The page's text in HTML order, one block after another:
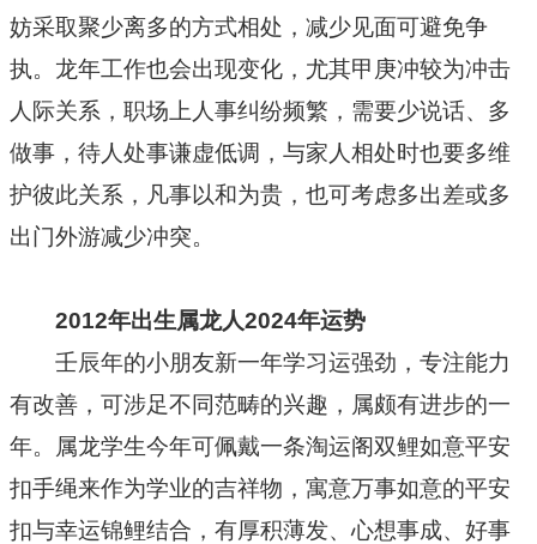
妨采取聚少离多的方式相处，减少见面可避免争
执。龙年工作也会出现变化，尤其甲庚冲较为冲击
人际关系，职场上人事纠纷频繁，需要少说话、多
做事，待人处事谦虚低调，与家人相处时也要多维
护彼此关系，凡事以和为贵，也可考虑多出差或多
出门外游减少冲突。
2012年出生属龙人2024年运势
壬辰年的小朋友新一年学习运强劲，专注能力
有改善，可涉足不同范畴的兴趣，属颇有进步的一
年。属龙学生今年可佩戴一条淘运阁双鲤如意平安
扣手绳来作为学业的吉祥物，寓意万事如意的平安
扣与幸运锦鲤结合，有厚积薄发、心想事成、好事